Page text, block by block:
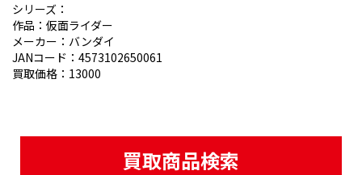
買取お申し込み
ASSESSMENT
買取上限金額一覧表
シリーズ：
作品：仮面ライダー
メーカー：バンダイ
JANコード：4573102650061
買取価格：13000
買取商品検索